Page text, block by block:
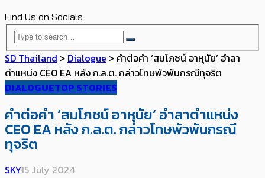
Find Us on Socials
SD Thailand > Dialogue > คำต่อคำ ‘สมโภชน์ อาหุนัย’ อำลา
ตำแหน่ง CEO EA หลัง ก.ล.ต. กล่าวโทษพัวพันกรณีทุจริต
DIALOGUETOP STORIES
คำต่อคำ ‘สมโภชน์ อาหุนัย’ อำลาตำแหน่ง
CEO EA หลัง ก.ล.ต. กล่าวโทษพัวพันกรณี
ทุจริต
SKY15 July 2024